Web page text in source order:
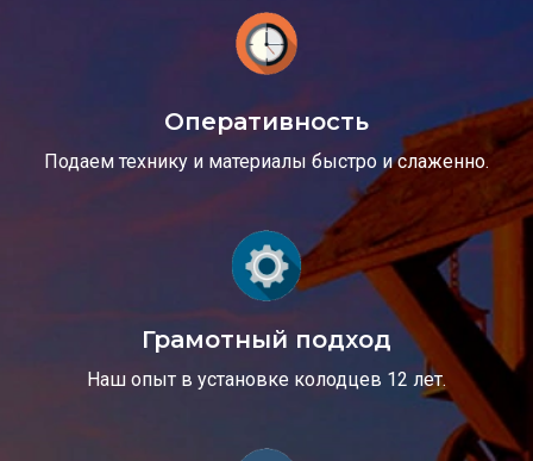
Оперативность
Подаем технику и материалы быстро и слаженно.
Грамотный подход
Наш опыт в установке колодцев 12 лет.